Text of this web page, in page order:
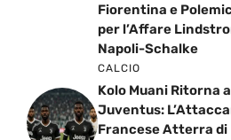
Fiorentina e
per l’Affare
Napoli-Schalke
CALCIO
Kolo Muani Ritorna
Juventus:
Francese Atterra di